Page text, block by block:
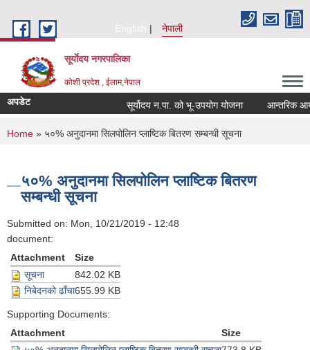
English
नेपाली
सूर्याेदय नगरपालिका
कोशी प्रदेश , ईलाम,नेपाल
अपडेट सूर्योदय न.पा. को भू-उपयोग योजना आन्तरिक आय
You are here
Home » ५०% अनुदानमा सिलपोलिन प्लाष्टिक बितरण सम्बन्धी सूचना
५०% अनुदानमा सिलपोलिन प्लाष्टिक बितरण
सम्बन्धी सूचना
Submitted on: Mon, 10/21/2019 - 12:48
document:
Attachment
Size
सूचना
842.02 KB
निबेदनको ढाँचा655.99 KB
Supporting Documents:
Attachment
Size